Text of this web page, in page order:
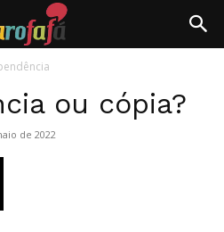
ou cópia?
de 2022